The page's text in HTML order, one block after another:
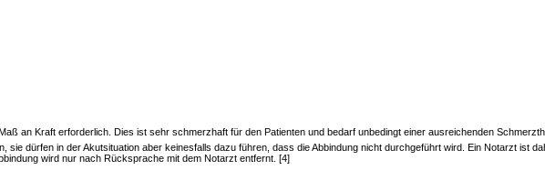
an Kraft erforderlich. Dies ist sehr schmerzhaft für den Patienten und bedarf unbedingt einer ausreichenden
sie dürfen in der Akutsituation aber keinesfalls dazu führen, dass die Abbindung nicht durchgeführt wird. Ein Notarzt ist
wird nur nach Rücksprache mit dem Notarzt entfernt. [4]